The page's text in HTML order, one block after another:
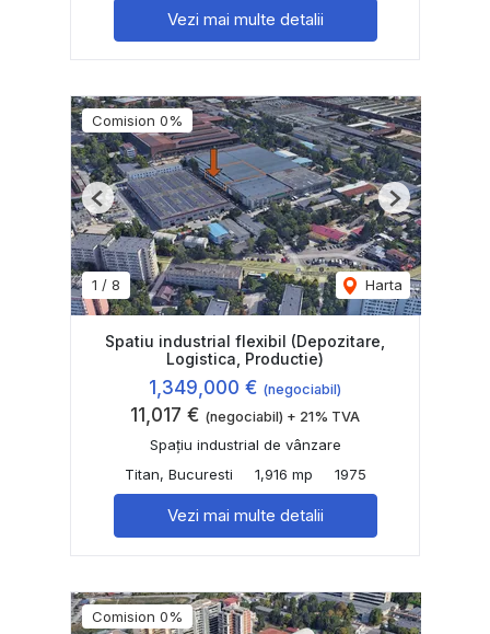
Vezi mai multe detalii
Comision 0%
1 / 8 Harta
Previous Next
Spatiu industrial flexibil (Depozitare,
Logistica, Productie)
1,349,000 € (negociabil)
11,017 € (negociabil) + 21% TVA
Spațiu industrial de vânzare
Titan, Bucuresti
1,916 mp 1975
Vezi mai multe detalii
Comision 0%